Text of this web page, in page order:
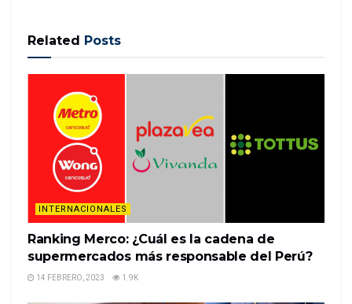
investigación de juicio político del miércoles
después de que la profesora hizo una broma sobre
su hijo, Barron, por lo que la profesora se disculpó
más tarde.
READ MORE
Related Posts
INTERNACIONALES
Ranking Merco: ¿Cuál es la cadena de
supermercados más responsable del Perú?
14 FEBRERO, 2023 1.9K